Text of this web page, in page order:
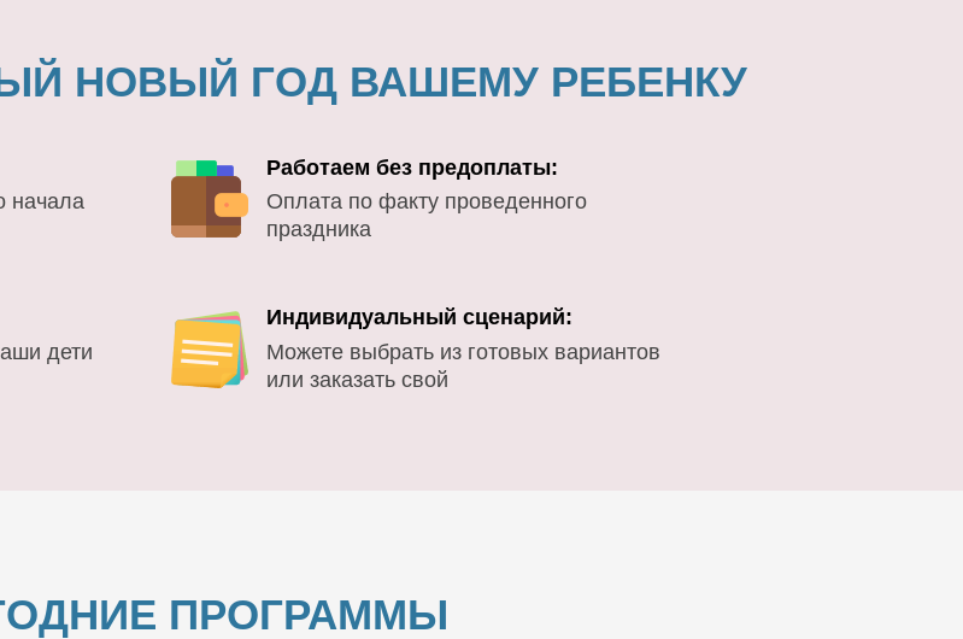
НОВЫЙ ГОД ВАШЕМУ РЕБЕНКУ
начала
Работаем без предоплаты:
Оплата по факту проведенного
праздника
дети
Индивидуальный сценарий:
Можете выбрать из готовых вариантов
или заказать свой
ПРОГРАММЫ